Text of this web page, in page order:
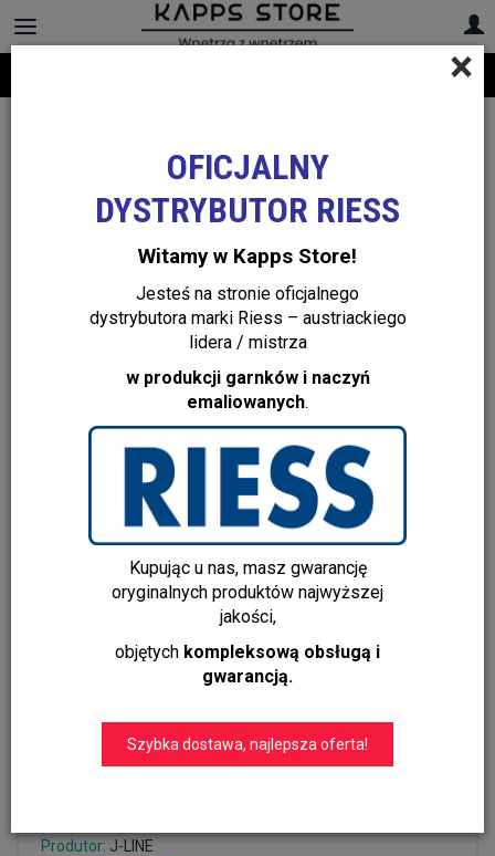
+48 22 299 19 84
×
OFICJALNY
DYSTRYBUTOR RIESS
Witamy w Kapps Store!
Jesteś na stronie oficjalnego
dystrybutora marki Riess – austriackiego
lidera / mistrza
w produkcji garnków i naczyń
emaliowanych.
Kupując u nas, masz gwarancję
oryginalnych produktów najwyższej
jakości,
objętych kompleksową obsługą i
gwarancją.
Szybka dostawa, najlepsza oferta!
Przepiękny Świecznik Szklany
na 5 Świec – Transparentny
Produtor: J-LINE